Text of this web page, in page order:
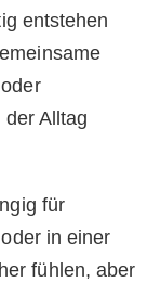
entstehen
Alltag
für
in einer
fühlen, aber